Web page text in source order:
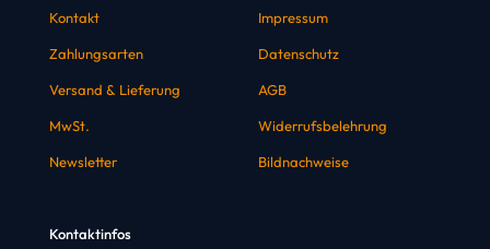
Kontakt
Zahlungsarten
Versand & Lieferung
MwSt.
Newsletter
Impressum
Datenschutz
AGB
Widerrufsbelehrung
Bildnachweise
Kontaktinfos